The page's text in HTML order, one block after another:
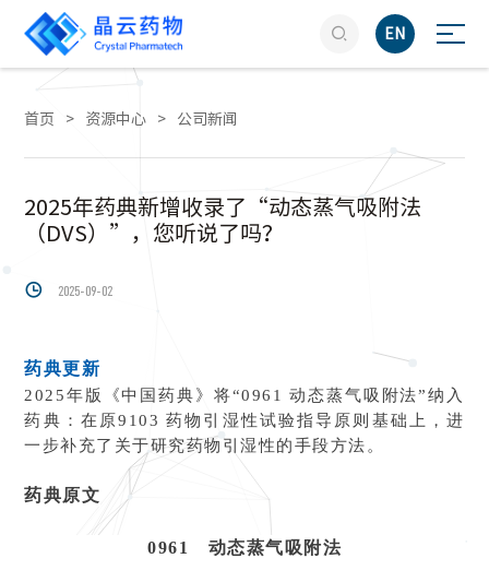
 EN
首页 > 资源中心 > 公司新闻
2025年药典新增收录了“动态蒸气吸附法
（DVS）”，您听说了吗？
 2025-09-02
药典更新
2025年版《中国药典》将“0961 动态蒸气吸附法”纳入
药典： 在原9103 药物引湿性试验指导原则基础上，进
一步补充了关于研究药物引湿性的手段方法。
药典原文
0961 动态蒸气吸附法